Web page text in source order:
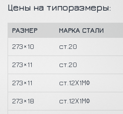
Цены на типоразмеры:
РАЗМЕР МАРКА СТАЛИ
273×10
ст.20
273×11 ст.20
273×11 ст.12Х1МФ
273×18 ст.12Х1МФ